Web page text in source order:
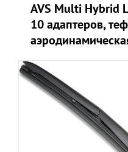
AVS Multi Hybrid
10 адаптеров,